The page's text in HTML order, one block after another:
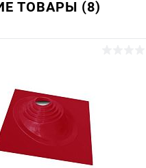
ТОВАРЫ (8)